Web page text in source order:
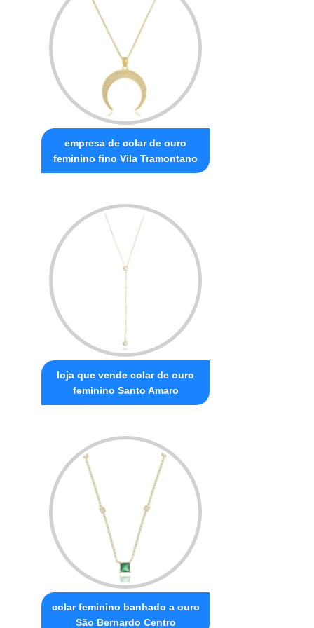
empresa de colar de ouro
feminino fino Vila Tramontano
loja que vende colar de ouro
feminino Santo Amaro
colar feminino banhado a ouro
São Bernardo Centro